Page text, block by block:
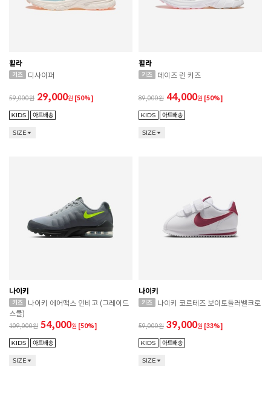
휠라
디사이퍼
59,000 29,000원 [50%]
SIZE
휠라
데이즈 런 키즈
89,000 44,000원 [50%]
SIZE
나이키
나이키 에어맥스 인비고 (그레이드
스쿨)
109,000 54,000원 [50%]
SIZE
나이키
나이키 코르테즈 보이토들러벨크로
59,000 39,000원 [33%]
SIZE